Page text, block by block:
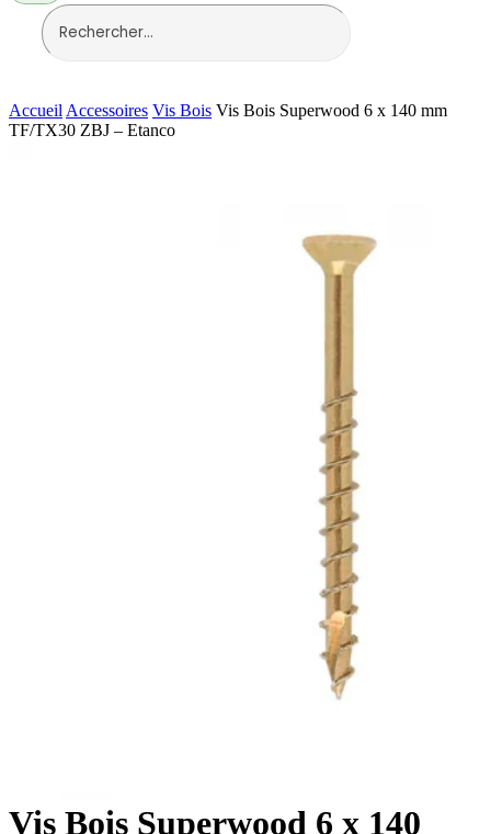
Accueil Accessoires Vis Bois Vis Bois Superwood 6 x 140 mm
TF/TX30 ZBJ – Etanco
Vis Bois Superwood 6 x 140